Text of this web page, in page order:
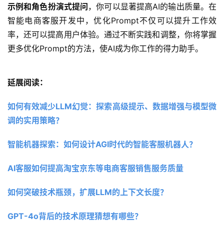
示例和角色扮演式提问，你可以显著提高AI的输出质量。在
智能电商客服开发中，优化Prompt不仅可以提升工作效
率，还可以提高用户体验。通过不断实践和调整，你将掌握
更多优化Prompt的方法，使AI成为你工作的得力助手。
延展阅读：
如何有效减少LLM幻觉：探索高级提示、数据增强与模型微
调的实用策略？
智能机器探索：如何设计AGI时代的智能客服机器人？
AI客服如何提高淘宝京东等电商客服销售服务质量
如何突破技术瓶颈，扩展LLM的上下文长度？
GPT-4o背后的技术原理猜想有哪些？